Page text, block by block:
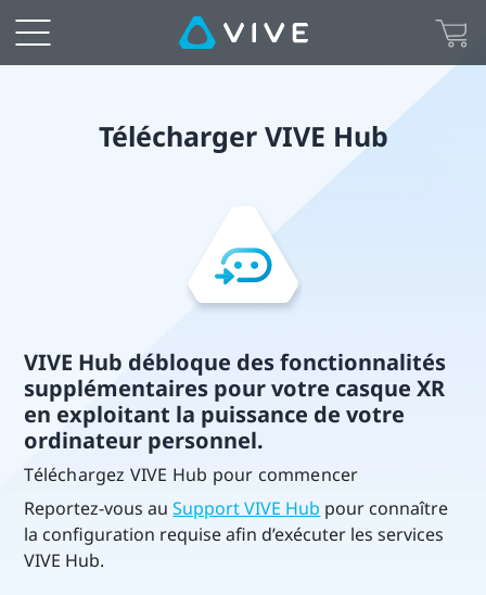
Download
VIVE
Télécharger VIVE Hub
VIVE Hub débloque des fonctionnalités
supplémentaires pour votre casque XR
en exploitant la puissance de votre
ordinateur personnel.
Téléchargez VIVE Hub pour commencer
Reportez-vous auSupport VIVE Hub pour connaître
la configuration requise afin d’exécuter les services
VIVE Hub.